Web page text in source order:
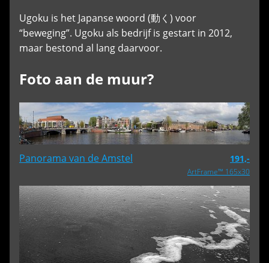
Ugoku is het Japanse woord (動く) voor
“beweging”. Ugoku als bedrijf is gestart in 2012,
maar bestond al lang daarvoor.
Foto aan de muur?
Panorama van de Amstel 191,-
ArtFrame™ 165x30